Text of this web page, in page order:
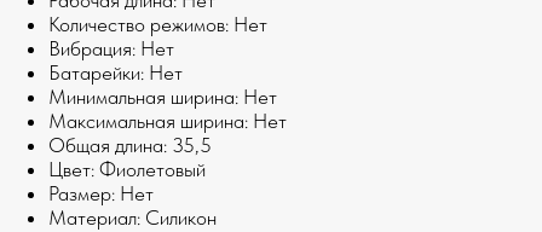
Количество режимов: Нет
Вибрация: Нет
Батарейки: Нет
Минимальная ширина: Нет
Максимальная ширина: Нет
Общая длина: 35,5
Цвет: Фиолетовый
Размер: Нет
Материал: Cиликон